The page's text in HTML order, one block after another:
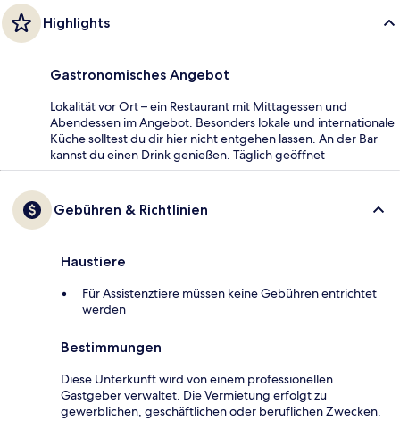
Highlights
Gastronomisches Angebot
Lokalität vor Ort – ein Restaurant mit Mittagessen und
Abendessen im Angebot. Besonders lokale und internationale
Küche solltest du dir hier nicht entgehen lassen. An der Bar
kannst du einen Drink genießen. Täglich geöffnet
Gebühren & Richtlinien
Haustiere
Für Assistenztiere müssen keine Gebühren entrichtet
werden
Bestimmungen
Diese Unterkunft wird von einem professionellen
Gastgeber verwaltet. Die Vermietung erfolgt zu
gewerblichen, geschäftlichen oder beruflichen Zwecken.